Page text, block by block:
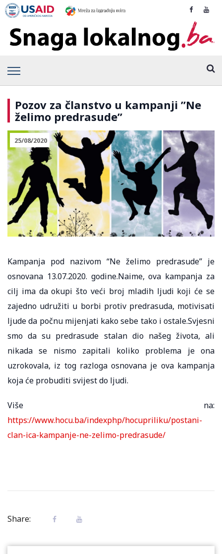
Pozov za članstvo u kampanji ”Ne
želimo predrasude”
25/08/2020
Kampanja pod nazivom “Ne želimo predrasude” je
osnovana 13.07.2020. godine.Naime, ova kampanja za
cilj ima da okupi što veći broj mladih ljudi koji će se
zajedno udružiti u borbi protiv predrasuda, motivisati
ljude da počnu mijenjati kako sebe tako i ostale.Svjesni
smo da su predrasude stalan dio našeg života, ali
nikada se nismo zapitali koliko problema je ona
uzrokovala, iz tog razloga osnovana je ova kampanja
koja će probuditi svijest do ljudi.
Više na:
https://www.hocu.ba/indexphp/hocupriliku/postani-
clan-ica-kampanje-ne-zelimo-predrasude/
Share: